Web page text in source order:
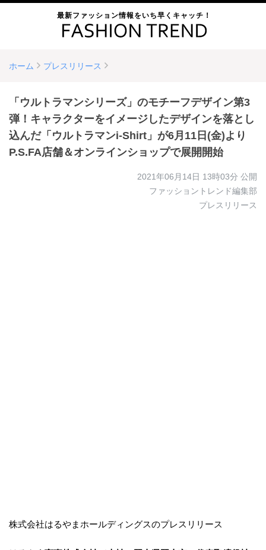
最新ファッション情報をいち早くキャッチ！
ホーム プレスリリース
「ウルトラマンシリーズ」のモチーフデザイン第3
弾！キャラクターをイメージしたデザインを落とし
込んだ「ウルトラマンi-Shirt」が6月11日(金)より
P.S.FA店舗＆オンラインショップで展開開始
2021年06月14日 13時03分 公開
ファッショントレンド編集部
プレスリリース
株式会社はるやまホールディングスのプレスリリース